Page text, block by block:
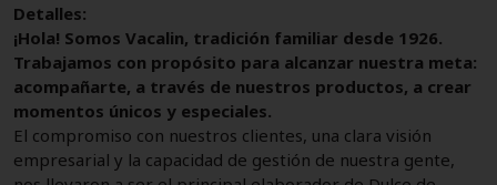
Detalles:
¡Hola! Somos Vacalin, tradición familiar desde 1926.
Trabajamos con propósito para alcanzar nuestra meta:
acompañarte, a través de nuestros productos, a crear
momentos únicos y especiales.
El compromiso con nuestros clientes, una clara visión
empresarial y la capacidad de gestión de nuestra gente,